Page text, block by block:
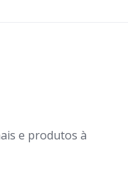
e produtos à